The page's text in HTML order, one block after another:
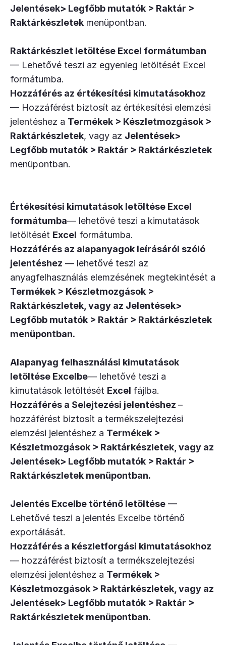
Jelentések> Legfőbb mutatók > Raktár >
Raktárkészletek menüpontban.
Raktárkészlet letöltése Excel formátumban
— Lehetővé teszi az egyenleg letöltését Excel
formátumba.
Hozzáférés az értékesítési kimutatásokhoz
— Hozzáférést biztosít az értékesítési elemzési
jelentéshez a Termékek > Készletmozgások >
Raktárkészletek, vagy az Jelentések>
Legfőbb mutatók > Raktár > Raktárkészletek
menüpontban.
Értékesítési kimutatások letöltése Excel
formátumba— lehetővé teszi a kimutatások
letöltését Excel formátumba.
Hozzáférés az alapanyagok leírásáról szóló
jelentéshez — lehetővé teszi az
anyagfelhasználás elemzésének megtekintését a
Termékek > Készletmozgások >
Raktárkészletek , vagy az Jelentések>
Legfőbb mutatók > Raktár > Raktárkészletek
menüpontban.
Alapanyag felhasználási kimutatások
letöltése Excelbe— lehetővé teszi a
kimutatások letöltését Excel fájlba.
Hozzáférés a Selejtezési jelentéshez –
hozzáférést biztosít a termékszelejtezési
elemzési jelentéshez a Termékek >
Készletmozgások > Raktárkészletek , vagy az
Jelentések> Legfőbb mutatók > Raktár >
Raktárkészletek menüpontban.
Jelentés Excelbe történő letöltése —
Lehetővé teszi a jelentés Excelbe történő
exportálását.
Hozzáférés a készletforgási kimutatásokhoz
— hozzáférést biztosít a termékszelejtezési
elemzési jelentéshez a Termékek >
Készletmozgások > Raktárkészletek , vagy az
Jelentések> Legfőbb mutatók > Raktár >
Raktárkészletek menüpontban.